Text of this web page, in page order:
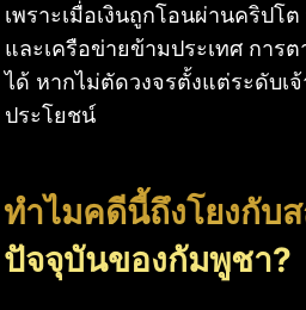
เพราะเมื่อเงินถูกโอนผ่านคริป
และเครือข่ายข้ามประเทศ การ
ได้ หากไม่ตัดวงจรตั้งแต่ระดับเ
ประโยชน์
ทำไมคดีนี้ถึงโยงกับ
ปัจจุบันของกัมพูชา?